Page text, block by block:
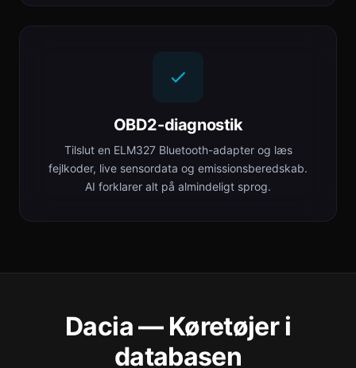
OBD2-diagnostik
Tilslut en ELM327 Bluetooth-adapter og læs
fejlkoder, live sensordata og emissionsberedskab.
AI forklarer alt på almindeligt sprog.
Dacia — Køretøjer i
databasen